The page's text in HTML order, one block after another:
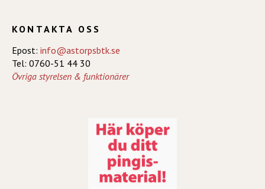
KONTAKTA OSS
Epost: info@astorpsbtk.se
Tel: 0760-51 44 30
Övriga styrelsen & funktionärer